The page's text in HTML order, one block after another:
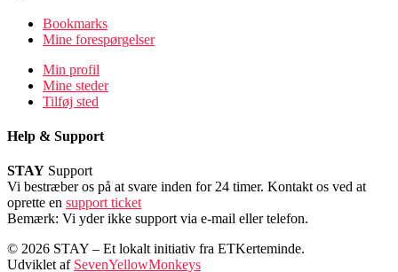
Bookmarks
Mine forespørgelser
Min profil
Mine steder
Tilføj sted
Help & Support
STAY Support
Vi bestræber os på at svare inden for 24 timer. Kontakt os ved at
oprette en support ticket
Bemærk: Vi yder ikke support via e-mail eller telefon.
© 2026 STAY – Et lokalt initiativ fra ETKerteminde.
Udviklet af SevenYellowMonkeys